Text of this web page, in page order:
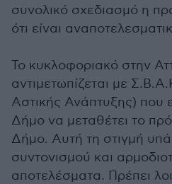
συνολικό σχεδιασμό η
ότι είναι
Το κυκλοφοριακό στην
αντιμετωπίζεται με
Αστικής Ανάπτυξης) που
Δήμο να μεταθέτει το
Δήμο. Αυτή τη στιγμή
συντονισμού και
αποτελέσματα. Πρέπει